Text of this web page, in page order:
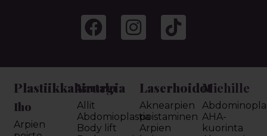
Plastiikkakirurgia
Iho
Arpien
Vartalo
Allit
Abdomioplastia
Body lift
Laserhoidot
Aknearpien
poistaminen
Arpien
Miehille
AHA-
kuorinta